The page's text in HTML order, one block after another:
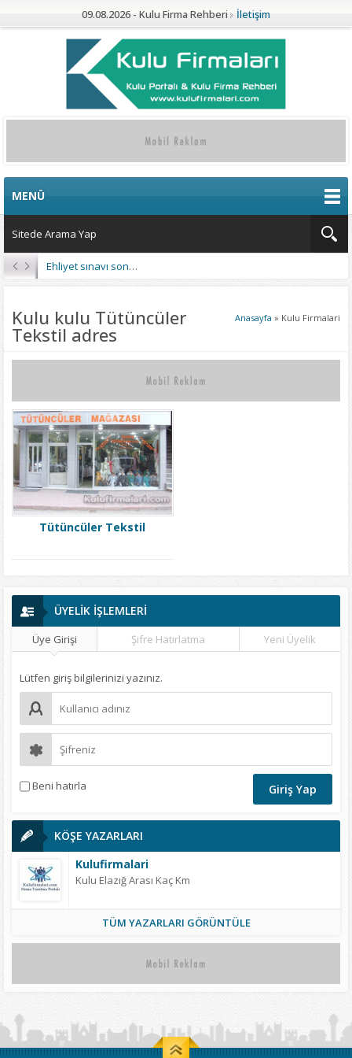
09.08.2026 - Kulu Firma Rehberi İletişim
MENÜ
Ehliyet sınavı sonuçları açıklandı
Anasayfa » Kulu Firmalari
Kulu kulu Tütüncüler
Tekstil adres
Tütüncüler Tekstil
ÜYELİK İŞLEMLERİ
Üye Girişi Şifre Hatırlatma Yeni Üyelik
Lütfen giriş bilgilerinizi yazınız.
Beni hatırla
KÖŞE YAZARLARI
Kulufirmalari
Kulu Elazığ Arası Kaç Km
TÜM YAZARLARI GÖRÜNTÜLE